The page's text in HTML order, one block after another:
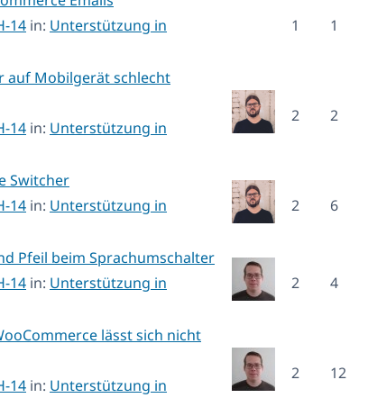
14 in: Unterstützung in
1 1
auf Mobilgerät schlecht
14 in: Unterstützung in
2 2
Switcher
14 in: Unterstützung in
2 6
Pfeil beim Sprachumschalter
14 in: Unterstützung in
2 4
lässt sich nicht
14 in: Unterstützung in
2 12